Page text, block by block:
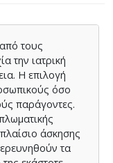
τους
την ιατρική
Η επιλογή
όσο
παράγοντες.
άσκησης
τα